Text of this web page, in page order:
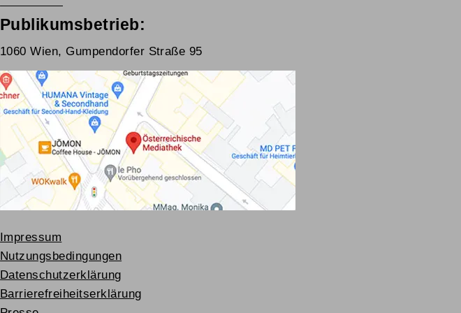
Publikumsbetrieb:
1060 Wien, Gumpendorfer Straße 95
Impressum
Nutzungsbedingungen
Datenschutzerklärung
Barrierefreiheitserklärung